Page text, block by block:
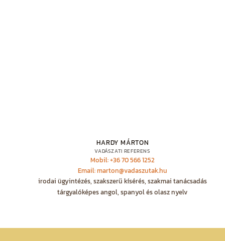
HARDY MÁRTON
VADÁSZATI REFERENS
Mobil: +36 70 566 1252
Email: marton@vadaszutak.hu
irodai ügyintézés, szakszerű kísérés, szakmai tanácsadás
tárgyalóképes angol, spanyol és olasz nyelv